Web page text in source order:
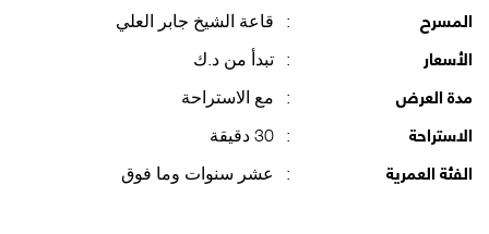
المسرح
: قاعة الشيخ جابر العلي
الأسعار : تبدأ من د.ك
مدة العرض : مع الاستراحة
الاستراحة : 30 دقيقة
الفئة العمرية : عشر سنوات وما فوق